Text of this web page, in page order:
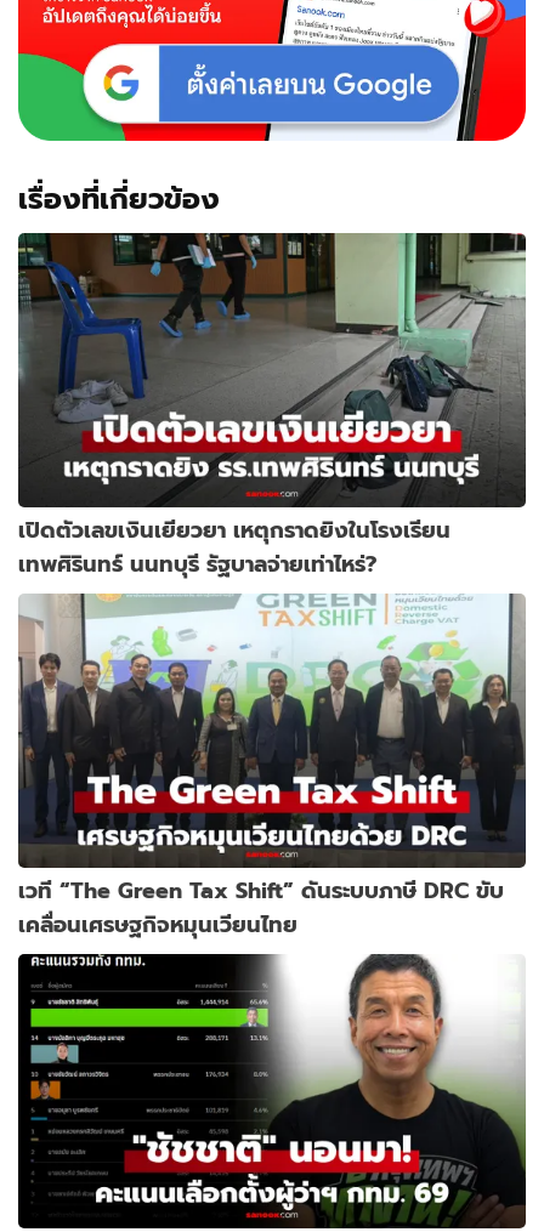
เรื่องที่เกี่ยวข้อง
เปิดตัวเลขเงินเยียวยา เหตุกราดยิงในโรงเรียน
เทพศิรินทร์ นนทบุรี รัฐบาลจ่ายเท่าไหร่?
เวที “The Green Tax Shift” ดันระบบภาษี DRC ขับ
เคลื่อนเศรษฐกิจหมุนเวียนไทย